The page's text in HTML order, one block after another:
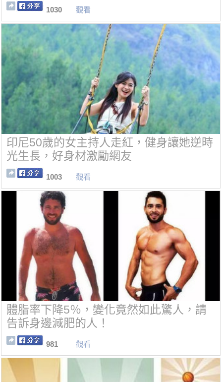
1030 觀看
印尼50歲的女主持人走紅，健身讓她逆時
光生長，好身材激勵網友
1003 觀看
體脂率下降5％，變化竟然如此驚人，請
告訴身邊減肥的人！
981 觀看